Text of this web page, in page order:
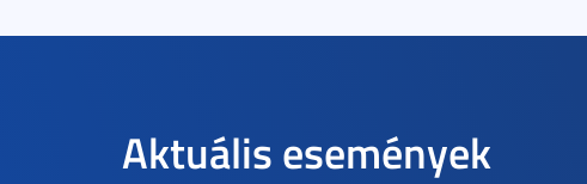
Aktuális események